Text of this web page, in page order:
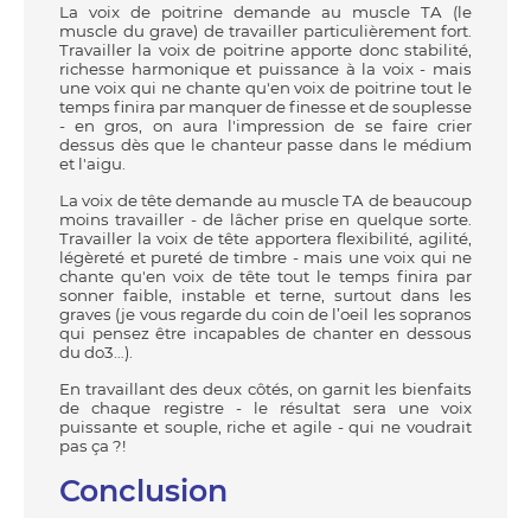
La voix de poitrine demande au muscle TA (le
muscle du grave) de travailler particulièrement fort.
Travailler la voix de poitrine apporte donc stabilité,
richesse harmonique et puissance à la voix - mais
une voix qui ne chante qu'en voix de poitrine tout le
temps finira par manquer de finesse et de souplesse
- en gros, on aura l'impression de se faire crier
dessus dès que le chanteur passe dans le médium
et l'aigu.
La voix de tête demande au muscle TA de beaucoup
moins travailler - de lâcher prise en quelque sorte.
Travailler la voix de tête apportera flexibilité, agilité,
légèreté et pureté de timbre - mais une voix qui ne
chante qu'en voix de tête tout le temps finira par
sonner faible, instable et terne, surtout dans les
graves (je vous regarde du coin de l’oeil les sopranos
qui pensez être incapables de chanter en dessous
du do3…).
En travaillant des deux côtés, on garnit les bienfaits
de chaque registre - le résultat sera une voix
puissante et souple, riche et agile - qui ne voudrait
pas ça ?!
Conclusion